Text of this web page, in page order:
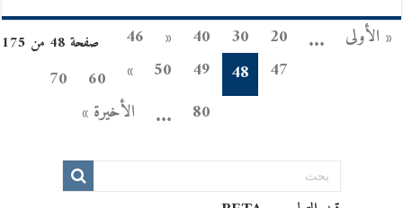
صفحة 48 من 175 « الأولى ...
20
30
40
«
46
47
48
49
50
»
60
70
80
... الأخيرة »